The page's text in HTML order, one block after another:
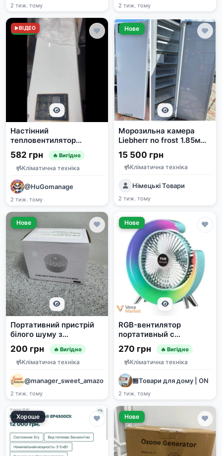
2 тиж. тому 2 тиж. тому
Нове
ВІДЕО
Настінний
тепловентилятор
2000Вт Wall Air Cooler
582 грн 🔥 Вигідно
Кліматична техніка
@HuGomanage
2 тиж. тому
Нове
Морозильна камера
Liebherr no frost 1.85м
60*70
15 500 грн
Кліматична техніка
Німецькі Товари
2 тиж. тому
Нове
Портативний пристрій
білого шуму з
колисковими та
звуками природи
200 грн 🔥 Вигідно
Кліматична техніка
@manager_sweet_amazon
2 тиж. тому
Нове
RGB-вентилятор
портативный с
аккумулятором
270 грн 🔥 Вигідно
Кліматична техніка
🏪Товари для дому | ON
2 тиж. тому
Хороше Нове